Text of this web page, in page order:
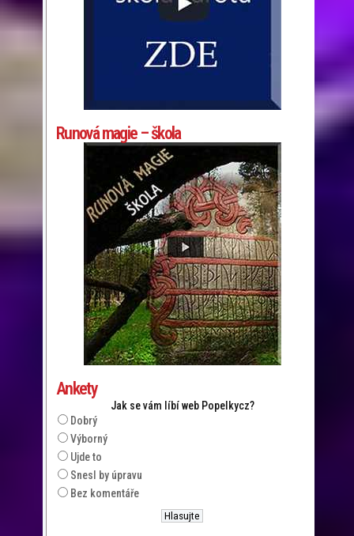
Runová magie – škola
Ankety
Jak se vám líbí web Popelkycz?
Dobrý
Výborný
Ujde to
Snesl by úpravu
Bez komentáře